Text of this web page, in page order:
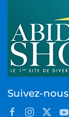
Suivez-nous